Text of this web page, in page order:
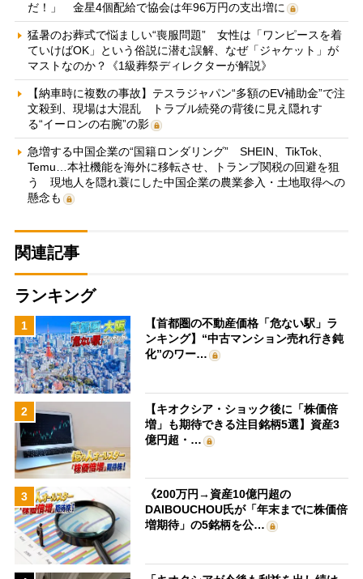
だ！」 金星4個配給で協会は年96万円の支出増に
猛暑のお葬式で悩ましい“喪服問題” 女性は「ワンピースを着
ていけばOK」という俗説に潜む誤解、なぜ「ジャケット」が
マストなのか？《1級葬祭ディレクターが解説》
【納車時に複数の事故】テスラジャパン“多額のEV補助金”で注
文殺到、現場は大混乱 トラブル続発の背後に見え隠れす
る“イーロンの右腕”の影
急増する中国企業の“国籍ロンダリング” SHEIN、TikTok、
Temu…本社機能を海外に移転させ、トランプ関税の回避を狙
う 現地人を隠れ蓑にした中国企業の農業参入・土地取得への
懸念も
関連記事
ランキング
1
【首都圏の不動産価格「危ない駅」ラ
ンキング】“中古マンション売れ行き鈍
化”のワー…
2
【キオクシア・ショック後に「株価倍
増」も期待できる注目銘柄5選】資産3
億円超・…
3
《200万円→資産10億円超の
DAIBOUCHOU氏が「年末までに株価倍
増期待」の5銘柄を公…